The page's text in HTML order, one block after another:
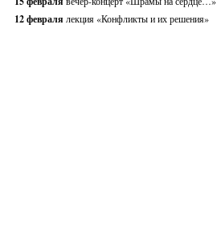
12 февраля лекция «Конфликты и их решения»